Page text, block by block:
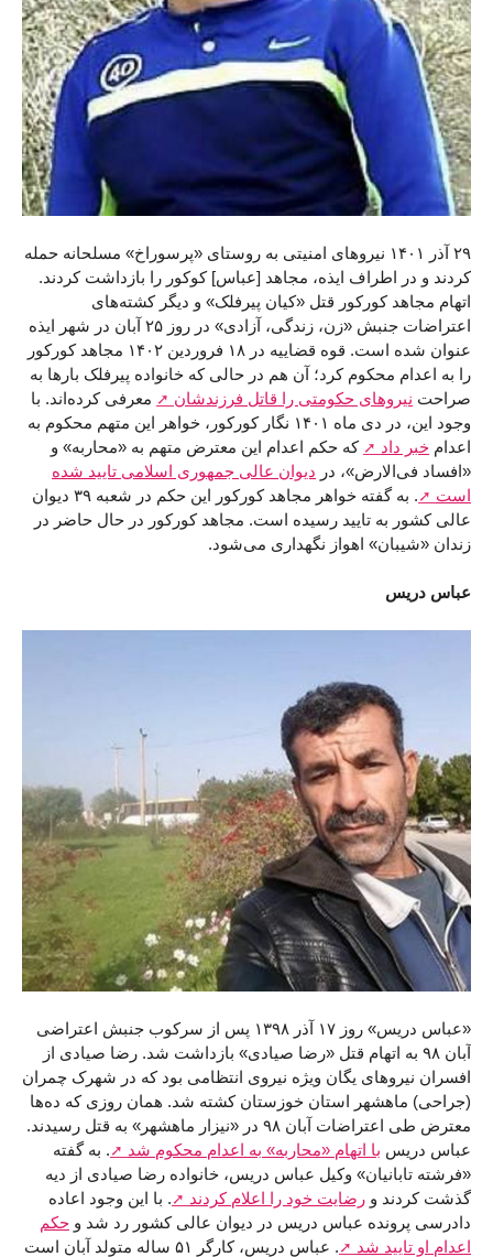
۲۹ آذر ۱۴۰۱ نیروهای امنیتی به روستای «پرسوراخ» مسلحانه حمله
کردند و در اطراف ایذه، مجاهد [عباس] کوکور را بازداشت کردند.
اتهام مجاهد کورکور قتل «کیان پیرفلک» و دیگر کشته‌های
اعتراضات جنبش «زن، زندگی، آزادی» در روز ۲۵ آبان در شهر ایذه
عنوان شده است. قوه قضاییه در ۱۸ فروردین ۱۴۰۲ مجاهد کورکور
را به اعدام محکوم کرد؛ آن هم در حالی که خانواده پیرفلک بارها به
صراحت نیروهای حکومتی را قاتل فرزندشان
معرفی کرده‌اند. با
وجود این، در دی ماه ۱۴۰۱ نگار کورکور، خواهر این متهم محکوم به
اعدام خبر داد
که حکم اعدام این معترض متهم به «محاربه» و
«افساد فی‌الارض»، در دیوان عالی جمهوری اسلامی تایید شده
است
. به گفته خواهر مجاهد کورکور این حکم در شعبه ۳۹ دیوان
عالی کشور به تایید رسیده است. مجاهد کورکور در حال حاضر در
زندان «شیبان» اهواز نگهداری می‌شود.
عباس دریس
«عباس دریس» روز ۱۷ آذر ۱۳۹۸ پس از سرکوب جنبش اعتراضی
آبان ۹۸ به اتهام قتل «رضا صیادی» بازداشت شد. رضا صیادی از
افسران نیروهای یگان ویژه نیروی انتظامی بود که در شهرک چمران
(جراحی) ماهشهر استان خوزستان کشته شد. همان روزی که ده‌ها
معترض طی اعتراضات آبان ۹۸ در «نیزار ماهشهر» به قتل رسیدند.
عباس دریس با اتهام «محاربه» به اعدام محکوم شد
. به گفته
«فرشته تابانیان» وکیل عباس دریس، خانواده رضا صیادی از دیه
گذشت کردند و رضایت خود را اعلام کردند
. با این وجود اعاده
دادرسی پرونده عباس دریس در دیوان عالی کشور رد شد و حکم
اعدام او تایید شد
. عباس دریس، کارگر ۵۱ ساله متولد آبان است